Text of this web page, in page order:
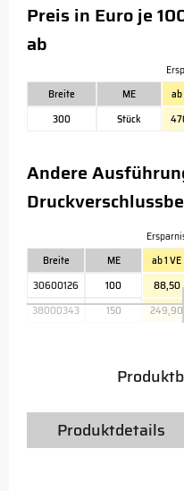
Preis in Euro je
ab
Breite
ME ab
300
Stück
Andere
Breite
ME ab 1 VE
30600126
100 88,50
38000343
150 249,90
Produktdetails